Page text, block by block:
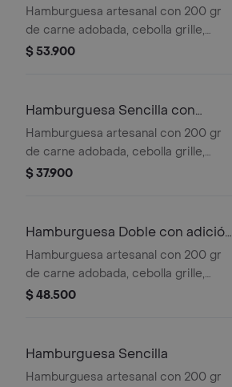
adición de Pollo Chispa
Hamburguesa artesanal con 200 gr
de carne adobada, cebolla grille,
adición de pollo de la casa, tomate,
francesa, salsa rosada y tártara.
Incluye gaseosa pet 400 ml
$ 53.900
Hamburguesa Sencilla con
adición de Pollo Chispa
Hamburguesa artesanal con 200 gr
de carne adobada, cebolla grille,
tomate, tocineta, queso, vegetales de
$ 37.900
Hamburguesa Doble con adición
de Pollo Chispa
Hamburguesa artesanal con 200 gr
de carne adobada, cebolla grille,
tomate, tocineta, queso, vegetales de
$ 48.500
Hamburguesa Sencilla
Hamburguesa artesanal con 200 gr